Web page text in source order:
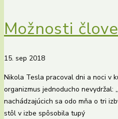
Možnosti
15. sep 2018
Nikola Tesla pracoval dni a noci v
organizmus jednoducho nevydržal:
nachádzajúcich sa odo mňa o tri
stôl v izbe spôsobila tupý